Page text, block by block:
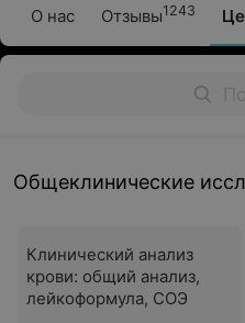
О нас Отзывы1243
Общеклинические
Клинический анализ
крови: общий анализ,
лейкоформула, СОЭ